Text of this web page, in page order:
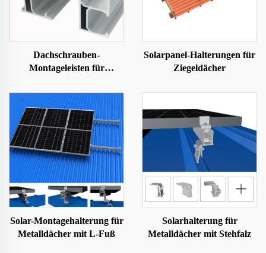
Dachschrauben-
Montageleisten für
Solarpanel-Halterungen für
Ziegeldächer
Solar-Montagehalterung für
Metalldächer mit L-Fuß
Solarhalterung für
Metalldächer mit Stehfalz